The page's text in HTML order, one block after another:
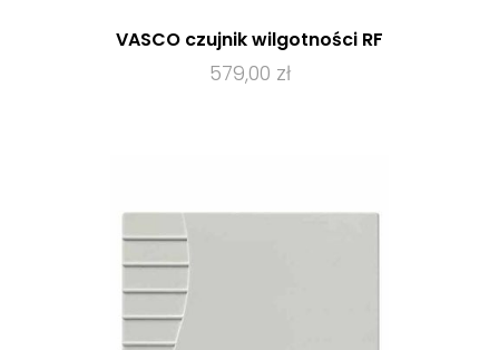
VASCO czujnik wilgotności RF
579,00 zł